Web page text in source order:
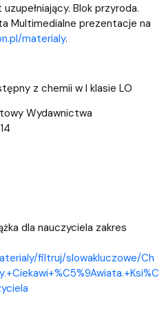
Blok przyroda.
Multimedialne prezentacje na
.pl/materialy.
z chemii w I klasie LO
Wydawnictwa
dla nauczyciela zakres
filtruj/slowakluczowe/Ch